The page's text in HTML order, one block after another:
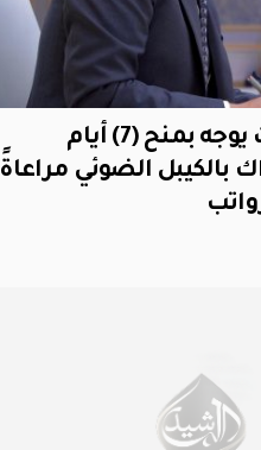
وزير الاتصالات يوجه بمنح (7) أيام
بالكيبل الضوئي مراعاةً